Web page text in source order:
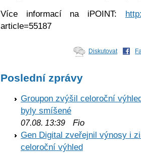
Více informací na iPOINT:
article=55187
Diskutovat
Poslední zprávy
Groupon zvýšil celoroční
byly smíšené
07.08. 13:39 Fio
Gen Digital zveřejnil výnosy i
celoroční výhled